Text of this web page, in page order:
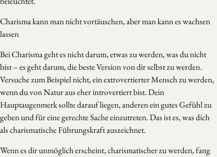
Charisma kann man nicht vortäuschen, aber man kann es wachsen
lassen
Bei Charisma geht es nicht darum, etwas zu werden, was du nicht
bist – es geht darum, die beste Version von dir selbst zu werden.
Versuche zum Beispiel nicht, ein extrovertierter Mensch zu werden,
wenn du von Natur aus eher introvertiert bist. Dein
Hauptaugenmerk sollte darauf liegen, anderen ein gutes Gefühl zu
geben und für eine gerechte Sache einzutreten. Das ist es, was dich
als charismatische Führungskraft auszeichnet.
Wenn es dir unmöglich erscheint, charismatischer zu werden, fang